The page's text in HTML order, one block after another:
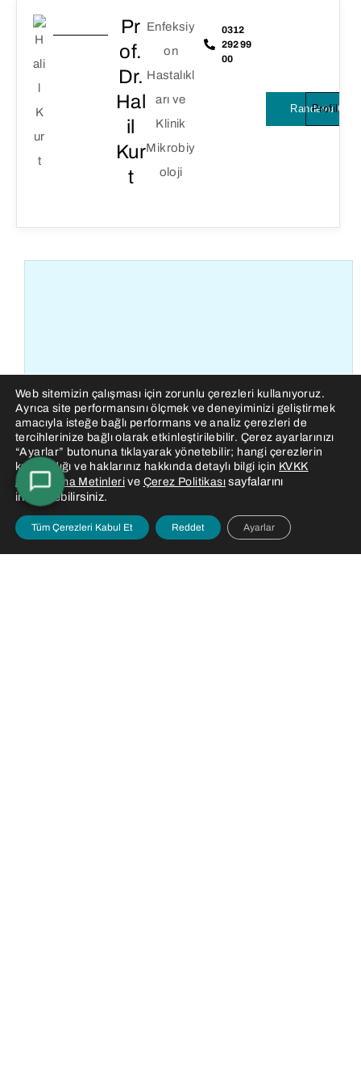
Pr
of.
Dr.
Hal
il
Kur
t
Enfeksiy
on
Hastalıkl
arı ve
Klinik
Mikrobiy
oloji
0312
292 99
00
Randevu
Profili
Web sitemizin çalışması için zorunlu çerezleri kullanıyoruz.
Ayrıca site performansını ölçmek ve deneyiminizi geliştirmek
amacıyla isteğe bağlı performans ve analiz çerezleri de
tercihlerinize bağlı olarak etkinleştirilebilir. Çerez ayarlarınızı
“Ayarlar” butonuna tıklayarak yönetebilir; hangi çerezlerin
kullanıldığı ve haklarınız hakkında detaylı bilgi için KVKK
Aydınlatma Metinleri ve Çerez Politikası sayfalarını
inceleyebilirsiniz.
Tüm Çerezleri Kabul Et Reddet Ayarlar